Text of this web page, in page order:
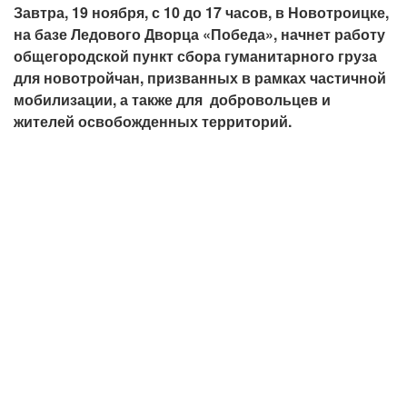
Завтра, 19 ноября, с 10 до 17 часов, в Новотроицке,
на базе Ледового Дворца «Победа», начнет работу
общегородской пункт сбора гуманитарного груза
для новотройчан, призванных в рамках частичной
мобилизации, а также для добровольцев и
жителей освобожденных территорий.